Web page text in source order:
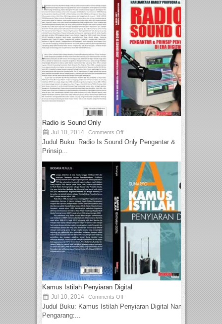
Radio is Sound Only
Jul 10, 2014 Comments Off
Judul Buku: Radio Is Sound Only Pengantar &
Prinsip...
Kamus Istilah Penyiaran Digital
Jul 10, 2014 Comments Off
Judul Buku: Kamus Istilah Penyiaran Digital Nama
Pengarang:...